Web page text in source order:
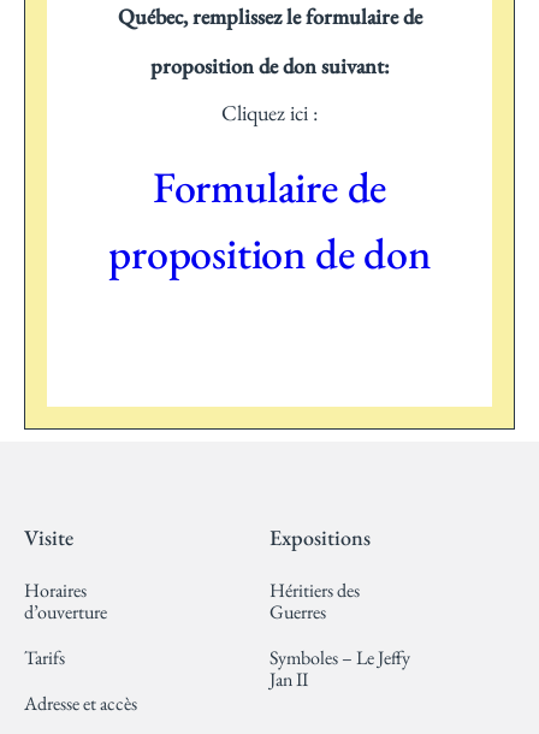
Québec, remplissez le formulaire de
proposition de don suivant:
Cliquez ici :
Formulaire de
proposition de don
Visite
Horaires
d’ouverture
Tarifs
Adresse et accès
Expositions
Héritiers des
Guerres
Symboles – Le Jeffy
Jan II